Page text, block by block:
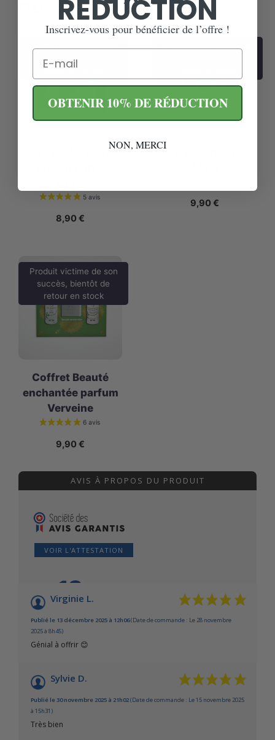
aussi…
succès, bientôt de
retour en stock
Coffret Merveilles
8,90 €
Coffret J’en ai rêvé
9,90 €
Produit victime de son
succès, bientôt de
retour en stock
Coffret Beauté
enchantée parfum
Verveine
9,90 €
AVIS À PROPOS DU PRODUIT
VOIR L'ATTESTATION
10/10
Basé sur 3 avis
Virginie L.
Publié le 13 décembre 2025 à 12h06(Date de commande : Le 28 novembre
2025 à 8h45)
Génial à offrir 😊
Sylvie D.
Publié le 30 novembre 2025 à 21h02(Date de commande : Le 15 novembre 2025
à 15h31)
Très bien
RÉDUCTION
Inscrivez-vous pour bénéficier de l’offre !
Email
OBTENIR 10% DE RÉDUCTION
NON, MERCI